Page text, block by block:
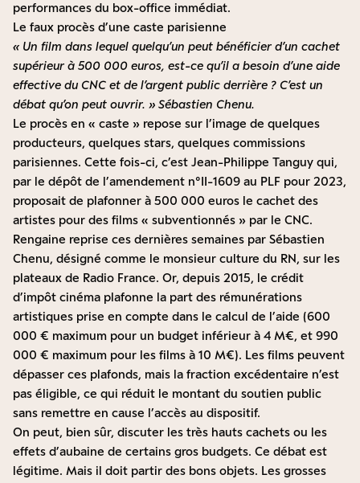
performances du box-office immédiat.
Le faux procès d’une caste parisienne
« Un film dans lequel quelqu’un peut bénéficier d’un cachet
supérieur à 500 000 euros, est-ce qu’il a besoin d’une aide
effective du CNC et de l’argent public derrière ? C’est un
débat qu’on peut ouvrir. » Sébastien Chenu.
Le procès en « caste » repose sur l’image de quelques
producteurs, quelques stars, quelques commissions
parisiennes. Cette fois-ci, c’est Jean-Philippe Tanguy qui,
par le dépôt de l’amendement n°II-1609 au PLF pour 2023,
proposait de plafonner à 500 000 euros le cachet des
artistes pour des films « subventionnés » par le CNC.
Rengaine reprise ces dernières semaines par Sébastien
Chenu, désigné comme le monsieur culture du RN, sur les
plateaux de Radio France. Or, depuis 2015, le crédit
d’impôt cinéma plafonne la part des rémunérations
artistiques prise en compte dans le calcul de l’aide (600
000 € maximum pour un budget inférieur à 4 M€, et 990
000 € maximum pour les films à 10 M€). Les films peuvent
dépasser ces plafonds, mais la fraction excédentaire n’est
pas éligible, ce qui réduit le montant du soutien public
sans remettre en cause l’accès au dispositif.
On peut, bien sûr, discuter les très hauts cachets ou les
effets d’aubaine de certains gros budgets. Ce débat est
légitime. Mais il doit partir des bons objets. Les grosses